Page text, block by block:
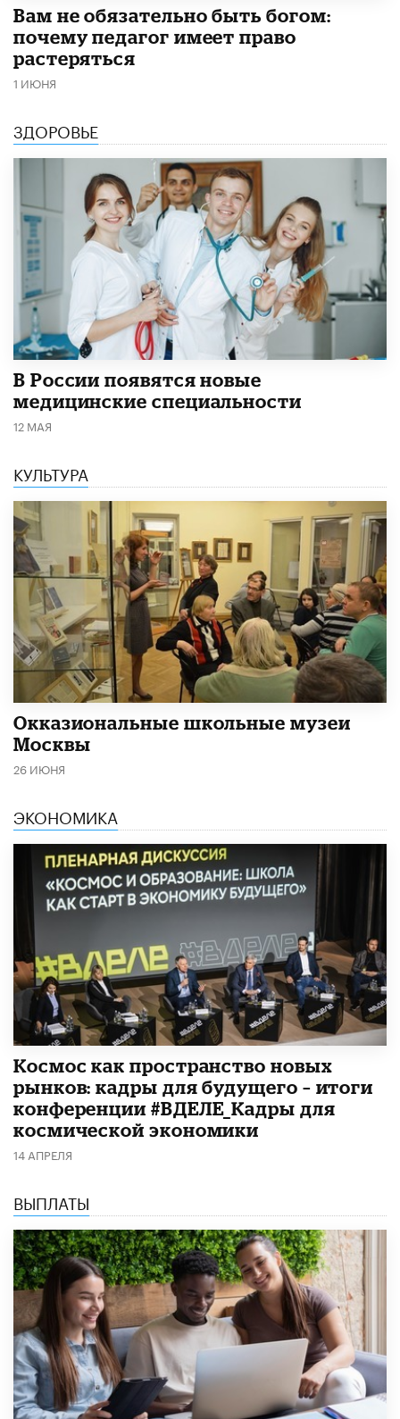
​Вам не обязательно быть богом:
почему педагог имеет право
растеряться
1 ИЮНЯ
ЗДОРОВЬЕ
В России появятся новые
медицинские специальности
12 МАЯ
КУЛЬТУРА
​Окказиональные школьные музеи
Москвы
26 ИЮНЯ
ЭКОНОМИКА
Космос как пространство новых
рынков: кадры для будущего – итоги
конференции #ВДЕЛЕ_Кадры для
космической экономики
14 АПРЕЛЯ
ВЫПЛАТЫ